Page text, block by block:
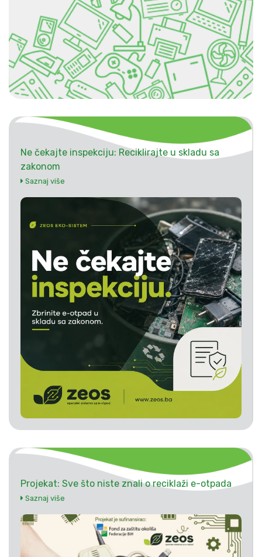
Ne čekajte inspekciju: Reciklirajte u skladu sa
zakonom
Saznaj više
Projekat: Sve što niste znali o reciklaži e-otpada
Saznaj više